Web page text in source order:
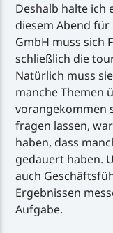
Deshalb halte ich
diesem Abend
GmbH muss sich
schließlich die
Natürlich muss
manche Themen
vorangekommen
fragen lassen,
haben, dass
gedauert haben.
auch
Ergebnissen
Aufgabe.